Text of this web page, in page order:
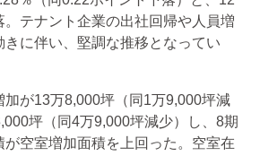
。テナント企業の出社回帰や人員増
きに伴い、堅調な推移となってい
が13万8,000坪（同1万9,000坪減
坪（同4万9,000坪減少）し、8期
空室増加面積を上回った。空室在